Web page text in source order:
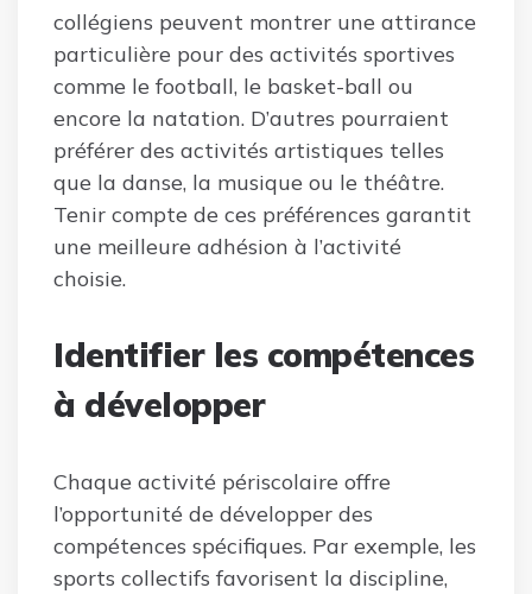
collégiens peuvent montrer une attirance
particulière pour des activités sportives
comme le football, le basket-ball ou
encore la natation. D’autres pourraient
préférer des activités artistiques telles
que la danse, la musique ou le théâtre.
Tenir compte de ces préférences garantit
une meilleure adhésion à l’activité
choisie.
Identifier les compétences
à développer
Chaque activité périscolaire offre
l’opportunité de développer des
compétences spécifiques. Par exemple, les
sports collectifs favorisent la discipline,